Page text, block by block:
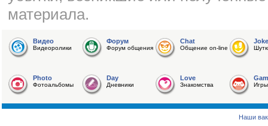
материала.
Видео
Видеоролики
Форум
Форум общения
Chat
Общение on-line
Joke
Photo
Фотоальбомы
Day
Дневники
Love
Знакомства Игры
Наши